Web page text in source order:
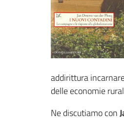
addirittura
delle economie
Ne discutiamo con